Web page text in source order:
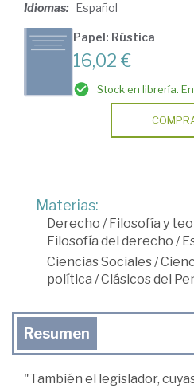
Idiomas: Español
Papel: Rústica
16,02 €
Stock en librería.
Materias:
Derecho / Filosofía y
Filosofía del derecho /
Ciencias Sociales/
política /Clásicos del
Resumen
"También el legislador,